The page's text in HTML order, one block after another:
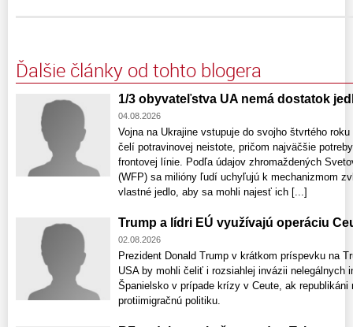
Ďalšie články od tohto blogera
1/3 obyvateľstva UA nemá dostatok
04.08.2026
Vojna na Ukrajine vstupuje do svojho štvrtého
čelí potravinovej neistote, pričom najväčšie
frontovej línie. Podľa údajov zhromaždených
(WFP) sa milióny ľudí uchyľujú k mechanizmom
vlastné jedlo, aby sa mohli najesť ich [...]
Trump a lídri EÚ využívajú operáciu
02.08.2026
Prezident Donald Trump v krátkom príspevku na
USA by mohli čeliť i rozsiahlej invázii nelegálnych
Španielsko v prípade krízy v Ceute, ak republikáni
protiimigračnú politiku.